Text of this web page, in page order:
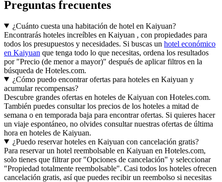
Preguntas frecuentes
¿Cuánto cuesta una habitación de hotel en Kaiyuan?
Encontrarás hoteles increíbles en Kaiyuan , con propiedades para
todos los presupuestos y necesidades. Si buscas un hotel económico
en Kaiyuan que tenga todo lo que necesitas, ordena los resultados
por "Precio (de menor a mayor)" después de aplicar filtros en la
búsqueda de Hoteles.com.
¿Cómo puedo encontrar ofertas para hoteles en Kaiyuan y
acumular recompensas?
Descubre grandes ofertas en hoteles de Kaiyuan con Hoteles.com.
También puedes consultar los precios de los hoteles a mitad de
semana o en temporada baja para encontrar ofertas. Si quieres hacer
un viaje espontáneo, no olvides consultar nuestras ofertas de última
hora en hoteles de Kaiyuan.
¿Puedo reservar hoteles en Kaiyuan con cancelación gratis?
Para reservar un hotel reembolsable en Kaiyuan en Hoteles.com,
solo tienes que filtrar por "Opciones de cancelación" y seleccionar
"Propiedad totalmente reembolsable". Casi todos los hoteles ofrecen
cancelación gratis, así que puedes recibir un reembolso si necesitas